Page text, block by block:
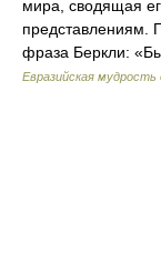
мира, сводящая
представлениям.
фраза Беркли:
Евразийская